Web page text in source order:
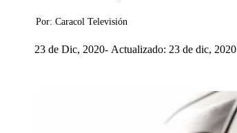
Por: Caracol Televisión
23 de Dic, 2020 Actualizado: 23 de dic, 2020